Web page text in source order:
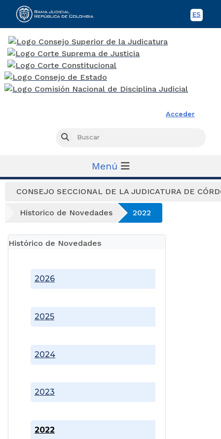
ES
Acceder
Buscar
Menú
CONSEJO SECCIONAL DE LA JUDICATURA DE
Historico de Novedades 2022
Histórico de Novedades
2022
2023
2024
2025
2026